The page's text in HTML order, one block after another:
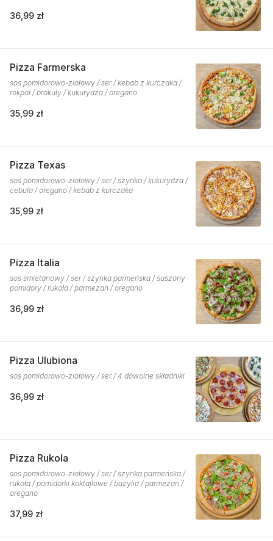
36,99 zł
Pizza Farmerska
sos pomidorowo-ziołowy / ser / kebab z kurczaka /
rokpol / brokuły / kukurydza / oregano
35,99 zł
Pizza Texas
sos pomidorowo-ziołowy / ser / szynka / kukurydza /
cebula / oregano / kebab z kurczaka
35,99 zł
Pizza Italia
sos śmietanowy / ser / szynka parmeńska / suszony
pomidory / rukoła / parmezan / oregano
36,99 zł
Pizza Ulubiona
sos pomidorowo-ziołowy / ser / 4 dowolne składniki
36,99 zł
Pizza Rukola
sos pomidorowo-ziołowy / ser / szynka parmeńska /
rukoła / pomidorki koktajlowe / bazylia / parmezan /
oregano
37,99 zł